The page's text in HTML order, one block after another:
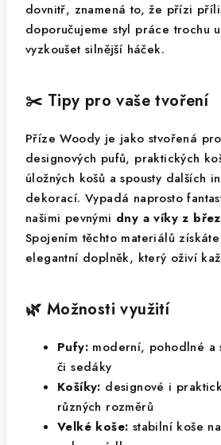
dovnitř, znamená to, že přízi
doporučujeme styl práce trochu
vyzkoušet silnější háček.
✂️ Tipy pro vaše tvoření
Příze Woody je jako stvořená
designových pufů, praktických
úložných košů a spousty dalších
dekorací. Vypadá naprosto
našimi pevnými dny a víky z
Spojením těchto materiálů
elegantní doplněk, který oživí
🌿 Možnosti využití
Pufy: moderní, pohodlné a
či sedáky
Košíky: designové i
různých rozměrů
Velké koše: stabilní koše